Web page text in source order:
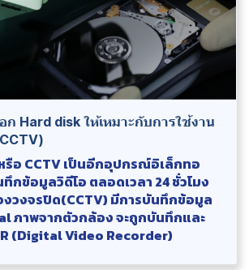
ก Hard disk ให้เหมาะกับการใช้งาน
รือ CCTV เป็นอีกอุปกรณ์อิเล็กทอ
กข้อมูลวิดีโอ ตลอดเวลา 24 ชั่วโมง
วงจรปิด(CCTV) มีการบันทึกข้อมูล
ภาพจากตัวกล้อง จะถูกบันทึกและ
(Digital Video Recorder)